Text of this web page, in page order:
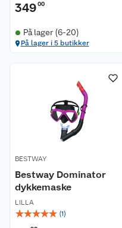
34900
På lager (6-20)
På lager i 5 butikker
BESTWAY
Bestway Dominator
dykkemaske
LILLA
☆☆☆☆☆ (1)